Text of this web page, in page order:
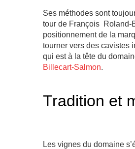
Ses méthodes sont
tour de François Roland-
positionnement de la
tourner vers des cavistes
qui est à la tête du
Billecart-Salmon.
Tradition et
Les vignes du domaine